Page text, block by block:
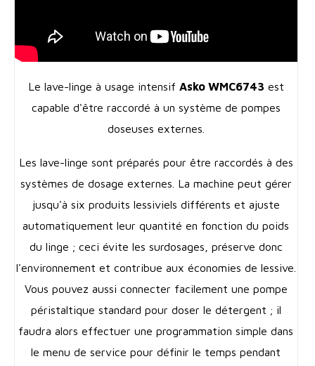
Le lave-linge à usage intensif Asko WMC6743 est
capable d'être raccordé à un système de pompes
doseuses externes.
Les lave-linge sont préparés pour être raccordés à des
systèmes de dosage externes. La machine peut gérer
jusqu'à six produits lessiviels différents et ajuste
automatiquement leur quantité en fonction du poids
du linge ; ceci évite les surdosages, préserve donc
l'environnement et contribue aux économies de lessive.
Vous pouvez aussi connecter facilement une pompe
péristaltique standard pour doser le détergent ; il
faudra alors effectuer une programmation simple dans
le menu de service pour définir le temps pendant